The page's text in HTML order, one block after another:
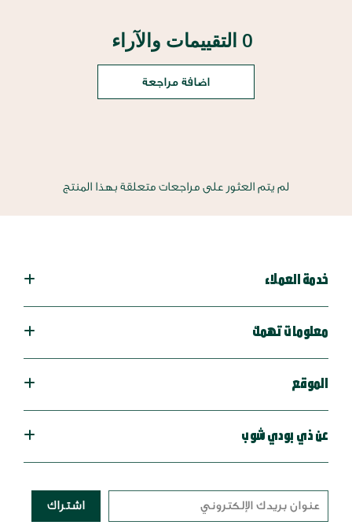
0 التقييمات والآراء
اضافة مراجعة
لم يتم العثور على مراجعات متعلقة بهذا المنتج
خدمة العملاء
معلومات تهمك
الموقع
عن ذي بودي شوب
اشتراك